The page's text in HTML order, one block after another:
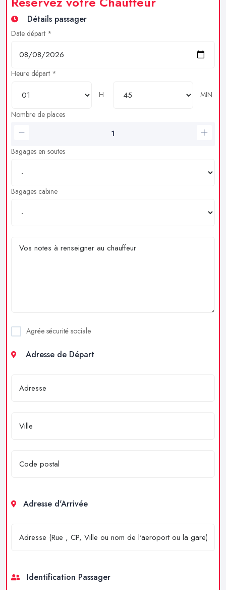
Détails passager
Date départ *
Heure départ *
H
MIN
Nombre de places
Bagages en soutes
Bagages cabine
Agrée sécurité sociale
Adresse de Départ
Adresse d'Arrivée
Identification Passager